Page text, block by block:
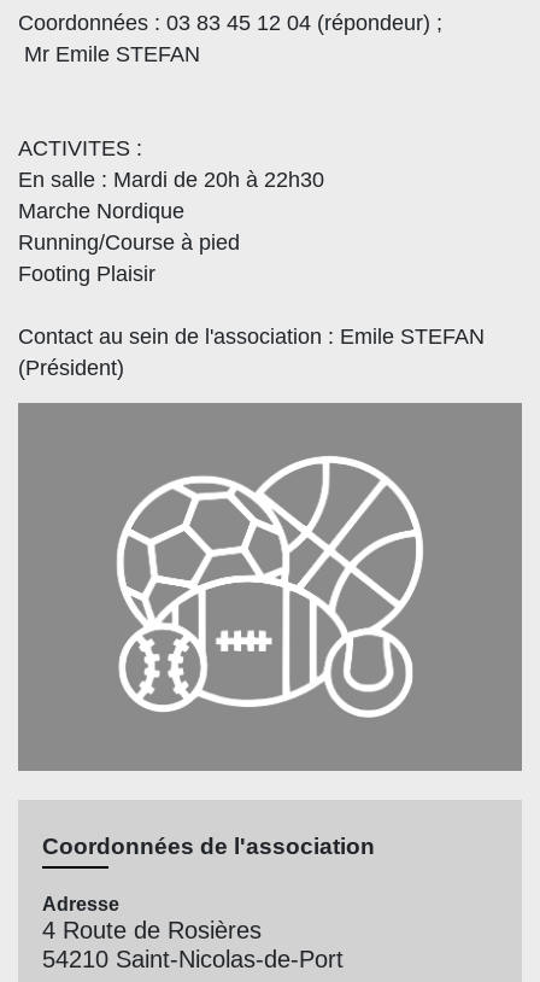
Coordonnées : 03 83 45 12 04 (répondeur) ;
Mr Emile STEFAN
ACTIVITES :
En salle : Mardi de 20h à 22h30
Marche Nordique
Running/Course à pied
Footing Plaisir
Contact au sein de l'association : Emile STEFAN
(Président)
Coordonnées de l'association
Adresse
4 Route de Rosières
54210 Saint-Nicolas-de-Port